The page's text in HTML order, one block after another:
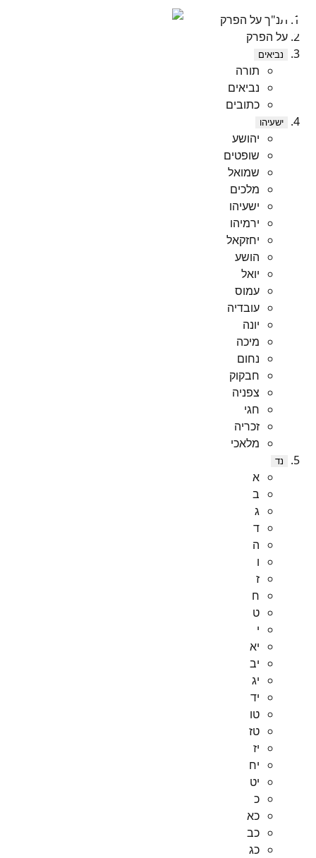
תנ"ך על הפרק
על הפרק
נביאים
תורה
נביאים
כתובים
ישעיהו
יהושע
שופטים
שמואל
מלכים
ישעיהו
ירמיהו
יחזקאל
הושע
יואל
עמוס
עובדיה
יונה
מיכה
נחום
חבקוק
צפניה
חגי
זכריה
מלאכי
נד
א
ב
ג
ד
ה
ו
ז
ח
ט
י
יא
יב
יג
יד
טו
טז
יז
יח
יט
כ
כא
כב
כג